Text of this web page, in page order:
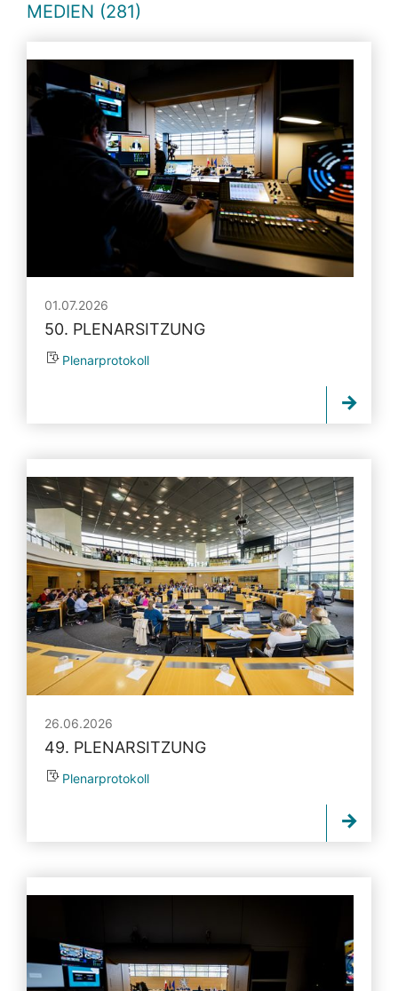
MEDIEN (281)
01.07.2026
50. PLENARSITZUNG
Plenarprotokoll
26.06.2026
49. PLENARSITZUNG
Plenarprotokoll